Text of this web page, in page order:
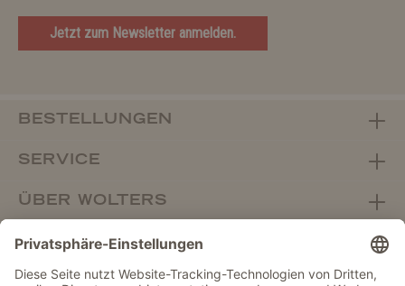
Jetzt zum Newsletter anmelden.
BESTELLUNGEN
SERVICE
ÜBER WOLTERS
FACHHANDEL
Vertrag widerrufen